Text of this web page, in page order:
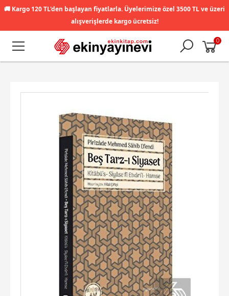
🚚 Kargo 120 TL'den başlayan fiyatlarla. Üyelerimize özel 3500 TL ve üzeri
alışverişlerde kargo ücretsiz!
0